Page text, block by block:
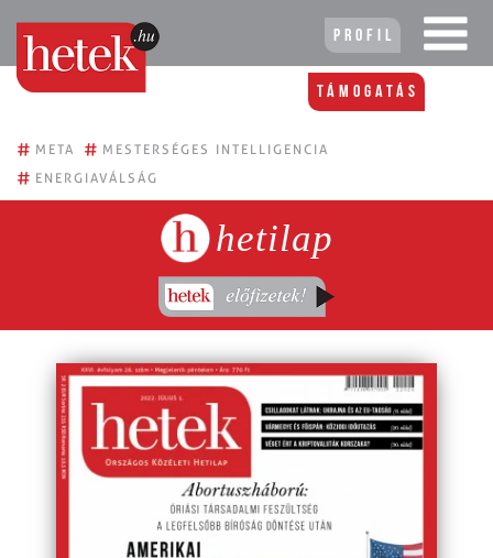
Profil
Támogatás
# META # MESTERSÉGES INTELLIGENCIA
# ENERGIAVÁLSÁG
hetilap